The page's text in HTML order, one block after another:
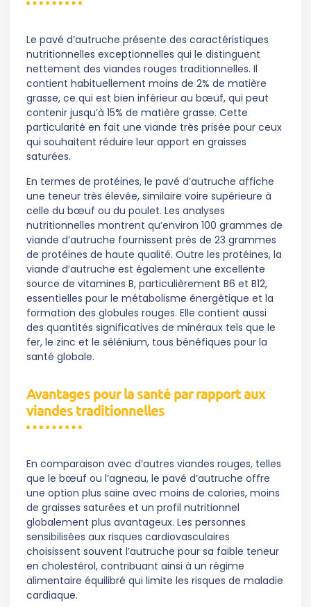
Le pavé d’autruche présente des caractéristiques
nutritionnelles exceptionnelles qui le distinguent
nettement des viandes rouges traditionnelles. Il
contient habituellement moins de 2% de matière
grasse, ce qui est bien inférieur au bœuf, qui peut
contenir jusqu’à 15% de matière grasse. Cette
particularité en fait une viande très prisée pour ceux
qui souhaitent réduire leur apport en graisses
saturées.
En termes de protéines, le pavé d’autruche affiche
une teneur très élevée, similaire voire supérieure à
celle du bœuf ou du poulet. Les analyses
nutritionnelles montrent qu’environ 100 grammes de
viande d’autruche fournissent près de 23 grammes
de protéines de haute qualité. Outre les protéines, la
viande d’autruche est également une excellente
source de vitamines B, particulièrement B6 et B12,
essentielles pour le métabolisme énergétique et la
formation des globules rouges. Elle contient aussi
des quantités significatives de minéraux tels que le
fer, le zinc et le sélénium, tous bénéfiques pour la
santé globale.
Avantages pour la santé par rapport aux
viandes traditionnelles
En comparaison avec d’autres viandes rouges, telles
que le bœuf ou l’agneau, le pavé d’autruche offre
une option plus saine avec moins de calories, moins
de graisses saturées et un profil nutritionnel
globalement plus avantageux. Les personnes
sensibilisées aux risques cardiovasculaires
choisissent souvent l’autruche pour sa faible teneur
en cholestérol, contribuant ainsi à un régime
alimentaire équilibré qui limite les risques de maladie
cardiaque.